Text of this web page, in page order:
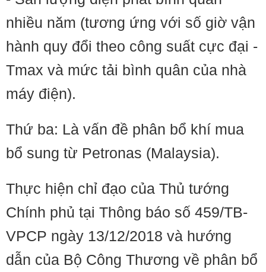
nhiều năm ​(tương ứng với số giờ vận
hành quy đổi theo công suất cực đại -
Tmax và mức tải bình quân của nhà
máy điện).
Thứ ba: Là vấn đề phân bổ khí mua
bổ sung từ Petronas (Malaysia).
Thực hiện chỉ đạo của Thủ tướng
Chính phủ tại Thông báo số 459/TB-
VPCP ngày 13/12/2018 và hướng
dẫn của Bộ Công Thương về phân bổ